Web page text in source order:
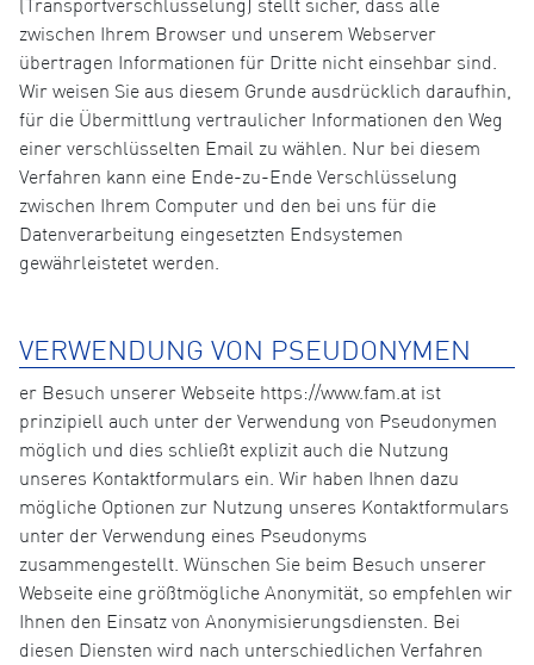
(Transportverschlüsselung) stellt sicher, dass alle
zwischen Ihrem Browser und unserem Webserver
übertragen Informationen für Dritte nicht einsehbar sind.
Wir weisen Sie aus diesem Grunde ausdrücklich daraufhin,
für die Übermittlung vertraulicher Informationen den Weg
einer verschlüsselten Email zu wählen. Nur bei diesem
Verfahren kann eine Ende-zu-Ende Verschlüsselung
zwischen Ihrem Computer und den bei uns für die
Datenverarbeitung eingesetzten Endsystemen
gewährleistetet werden.
VERWENDUNG VON PSEUDONYMEN
er Besuch unserer Webseite https://www.fam.at ist
prinzipiell auch unter der Verwendung von Pseudonymen
möglich und dies schließt explizit auch die Nutzung
unseres Kontaktformulars ein. Wir haben Ihnen dazu
mögliche Optionen zur Nutzung unseres Kontaktformulars
unter der Verwendung eines Pseudonyms
zusammengestellt. Wünschen Sie beim Besuch unserer
Webseite eine größtmögliche Anonymität, so empfehlen wir
Ihnen den Einsatz von Anonymisierungsdiensten. Bei
diesen Diensten wird nach unterschiedlichen Verfahren